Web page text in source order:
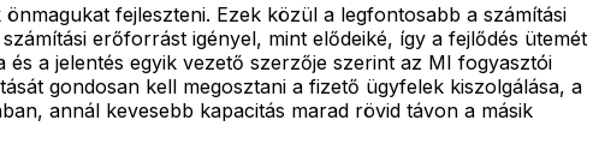
fejleszteni. Ezek közül a legfontosabb a számítási
erőforrást igényel, mint elődeiké, így a fejlődés ütemét
a jelentés egyik vezető szerzője szerint az MI fogyasztói
gondosan kell megosztani a fizető ügyfelek kiszolgálása, a
annál kevesebb kapacitás marad rövid távon a másik